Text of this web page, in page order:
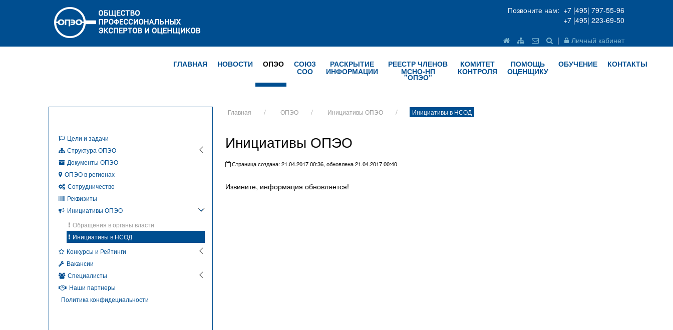
Позвоните нам: +7 |495| 797-55-96
+7 |495| 223-69-50
|
Личный кабинет
ГЛАВНАЯ НОВОСТИ ОПЭО СОЮЗ
СОО
РАСКРЫТИЕ
ИНФОРМАЦИИ
РЕЕСТР ЧЛЕНОВ
МСНО-НП
"ОПЭО"
КОМИТЕТ
КОНТРОЛЯ
ПОМОЩЬ
ОЦЕНЩИКУ
ОБУЧЕНИЕ КОНТАКТЫ
Главная ОПЭО Инициативы ОПЭО Инициативы в НСОД
Инициативы ОПЭО
Страница создана: 21.04.2017 00:36, обновлена 21.04.2017 00:40
Извините, информация обновляется!
Цели и задачи
Структура ОПЭО
Документы ОПЭО
ОПЭО в регионах
Сотрудничество
Реквизиты
Инициативы ОПЭО
Обращения в органы власти
Инициативы в НСОД
Конкурсы и Рейтинги
Вакансии
Специалисты
Наши партнеры
Политика конфидециальности